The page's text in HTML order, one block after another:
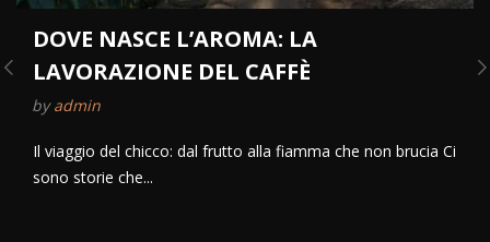
DOVE NASCE L’AROMA: LA
LAVORAZIONE DEL CAFFÈ
by admin
Il viaggio del chicco: dal frutto alla fiamma che non brucia Ci
sono storie che...